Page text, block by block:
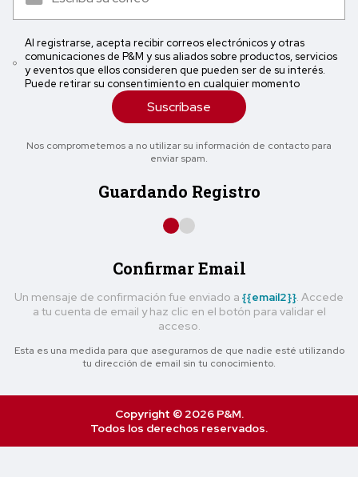
Al registrarse, acepta recibir correos electrónicos y otras
comunicaciones de P&M y sus aliados sobre productos, servicios
y eventos que ellos consideren que pueden ser de su interés.
Puede retirar su consentimiento en cualquier momento
Suscríbase
Nos comprometemos a no utilizar su información de contacto para
enviar spam.
Guardando Registro
Confirmar Email
Un mensaje de confirmación fue enviado a {{email2}}. Accede
a tu cuenta de email y haz clic en el botón para validar el
acceso.
Esta es una medida para que asegurarnos de que nadie esté utilizando
tu dirección de email sin tu conocimiento.
Copyright © 2026 P&M.
Todos los derechos reservados.